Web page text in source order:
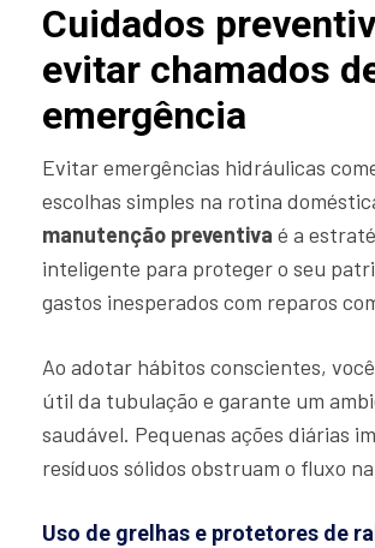
Cuidados
evitar chamados
emergência
Evitar emergências hidráulicas
escolhas simples na rotina
manutenção preventiva é a
inteligente para proteger o seu
gastos inesperados com reparos
Ao adotar hábitos conscientes,
útil da tubulação e garante um
saudável. Pequenas ações diárias
resíduos sólidos obstruam o fluxo
Uso de grelhas e protetores de